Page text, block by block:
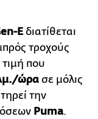
-E διατίθεται
τροχούς
τιμή που
ώρα σε μόλις
την
Puma.